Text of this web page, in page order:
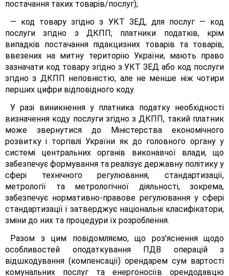
постачання таких товарів/послуг);
— код товару згідно з УКТ ЗЕД, для послуг — код
послуги згідно з ДКПП; платники податків, крім
випадків постачання підакцизних товарів та товарів,
ввезених на митну територію України, мають право
зазначати код товару згідно з УКТ ЗЕД або код послуги
згідно з ДКПП неповністю, але не менше ніж чотири
перших цифри відповідного коду.
У разі виникнення у платника податку необхідності
визначення коду послуги згідно з ДКПП, такий платник
може звернутися до Міністерства економічного
розвитку і торгівлі України як до головного органу у
системі центральних органів виконавчої влади, що
забезпечує формування та реалізує державну політику у
сфері технічного регулювання, стандартизації,
метрології та метрологічної діяльності, зокрема,
забезпечує нормативно-правове регулювання у сфері
стандартизації і затверджує національні класифікатори,
зміни до них та процедури їх розроблення.
Разом з цим повідомляємо, що роз’яснення щодо
особливостей оподаткування ПДВ операцій з
відшкодування (компенсації) орендарем сум вартості
комунальних послуг та енергоносіїв орендодавцю